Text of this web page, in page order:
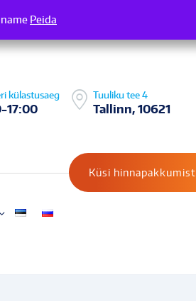
külastusaeg
17:00
Tuuliku tee 4
Tallinn, 10621
Küsi hinnapakkumist
Täname
Peida